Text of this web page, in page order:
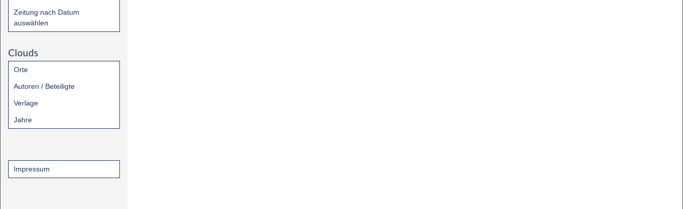
Zeitung nach Datum
auswählen
Clouds
Orte
Autoren / Beteiligte
Verlage
Jahre
Impressum